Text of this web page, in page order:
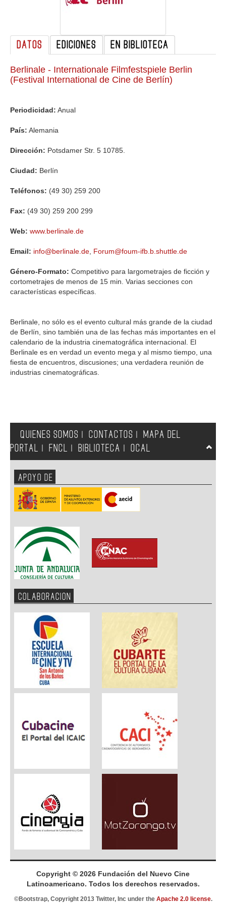
DATOS EDICIONES EN BIBLIOTECA
Berlinale - Internationale Filmfestspiele Berlin
(Festival International de Cine de Berlín)
Periodicidad: Anual
País: Alemania
Dirección: Potsdamer Str. 5 10785.
Ciudad: Berlín
Teléfonos: (49 30) 259 200
Fax: (49 30) 259 200 299
Web: www.berlinale.de
Email: info@berlinale.de Forum@foum-ifb.b.shuttle.de
Género-Formato: Competitivo para largometrajes de ficción y
cortometrajes de menos de 15 min. Varias secciones con
características específicas.
Berlinale, no sólo es el evento cultural más grande de la ciudad
de Berlín, sino también una de las fechas más importantes en el
calendario de la industria cinematográfica internacional. El
Berlinale es en verdad un evento mega y al mismo tiempo, una
fiesta de encuentros, discusiones; una verdadera reunión de
industrias cinematográficas.
QUIENES SOMOS CONTACTOS
MAPA DEL
PORTAL
FNCL BIBLIOTECA OCAL
APOYO DE
COLABORACION
Copyright © 2026 Fundación del Nuevo Cine
Latinoamericano. Todos los derechos reservados.
©Bootstrap, Copyright 2013 Twitter, Inc under the Apache 2.0 license.